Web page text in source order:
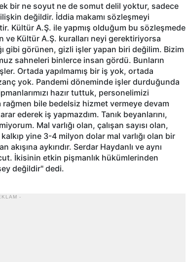
bir ne soyut ne de somut delil yoktur, sadece
değildir. İddia makamı sözleşmeyi
Kültür A.Ş. ile yapmış olduğum bu sözleşmede
ve Kültür A.Ş. kuralları neyi gerektiriyorsa
gibi görünen, gizli işler yapan biri değilim. Bizim
sahneleri binlerce insan gördü. Bunların
Ortada yapılmamış bir iş yok, ortada
yok. Pandemi döneminde işler durduğunda
hazır tuttuk, personelimizi
rağmen bile bedelsiz hizmet vermeye devam
ederek iş yapmazdım. Tanık beyanlarını,
Mal varlığı olan, çalışan sayısı olan,
yine 3-4 milyon dolar mal varlığı olan bir
aykırıdır. Serdar Haydanlı ve aynı
İkisinin etkin pişmanlık hükümlerinden
değildir" dedi.
-